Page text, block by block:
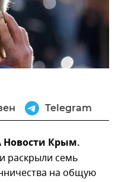
Telegram
Крым.
раскрыли семь
на общую